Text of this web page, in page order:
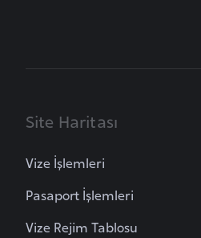
Site Haritası
Vize İşlemleri
Pasaport İşlemleri
Vize Rejim Tablosu
a
i
s
t
a